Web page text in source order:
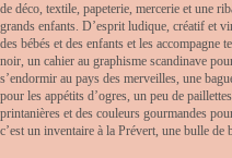
de déco, textile, papeterie, mercerie et une
grands enfants. D’esprit ludique, créatif et
des bébés et des enfants et les
noir, un cahier au graphisme scandinave
s’endormir au pays des merveilles, une
pour les appétits d’ogres, un peu de
printanières et des couleurs gourmandes
c’est un inventaire à la Prévert, une bulle